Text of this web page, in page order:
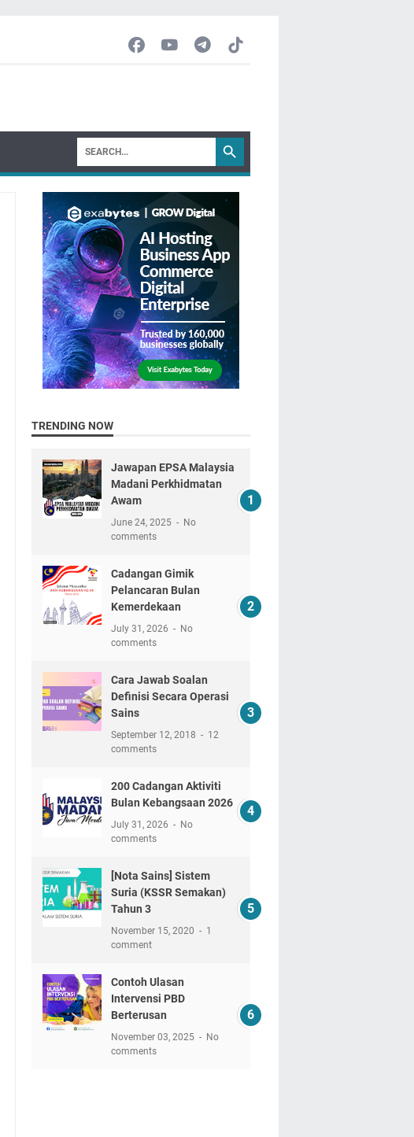
TRENDING NOW
Jawapan EPSA Malaysia
Madani Perkhidmatan
Awam
June 24, 2025
No
comments
Cadangan Gimik
Pelancaran Bulan
Kemerdekaan
July 31, 2026
No
comments
Cara Jawab Soalan
Definisi Secara Operasi
Sains
September 12, 2018
12
comments
200 Cadangan Aktiviti
Bulan Kebangsaan 2026
July 31, 2026
No
comments
[Nota Sains] Sistem
Suria (KSSR Semakan)
Tahun 3
November 15, 2020
1
comment
Contoh Ulasan
Intervensi PBD
Berterusan
November 03, 2025
No
comments